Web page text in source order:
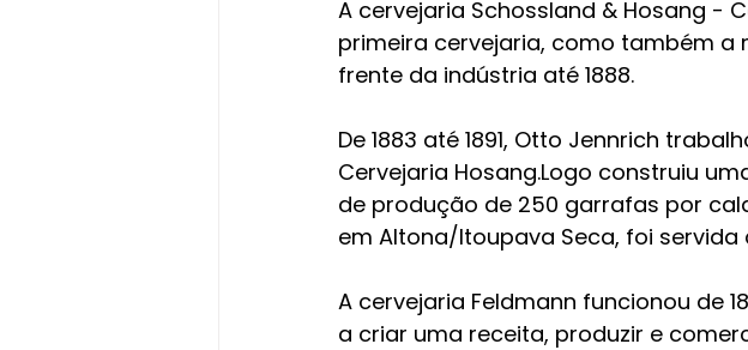
A cervejaria Schossland & Hosang -
primeira cervejaria, como também a
frente da indústria até 1888.
De 1883 até 1891, Otto Jennrich
Cervejaria Hosang.Logo construiu
de produção de 250 garrafas por
em Altona/Itoupava Seca, foi servida
A cervejaria Feldmann funcionou de
a criar uma receita, produzir e